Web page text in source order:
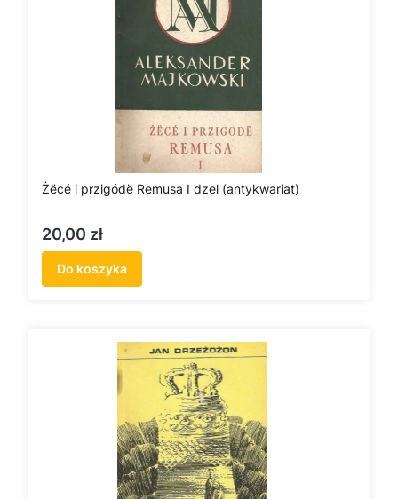
Żëcé i przigódë Remusa I dzel (antykwariat)
Cena
20,00 zł
Do koszyka